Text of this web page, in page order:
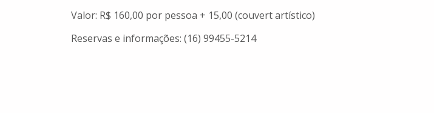
Valor: R$ 160,00 por pessoa + 15,00 (couvert artístico)
Reservas e informações: (16) 99455-5214